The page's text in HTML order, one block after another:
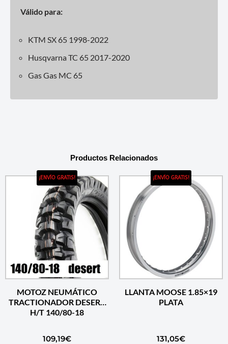
Válido para:
KTM SX 65 1998-2022
Husqvarna TC 65 2017-2020
Gas Gas MC 65
Productos Relacionados
¡ENVÍO GRATIS!
MOTOZ NEUMÁTICO
TRACTIONADOR DESERT
H/T 140/80-18
109,19€
¡ENVÍO GRATIS!
LLANTA MOOSE 1.85×19
PLATA
131,05€